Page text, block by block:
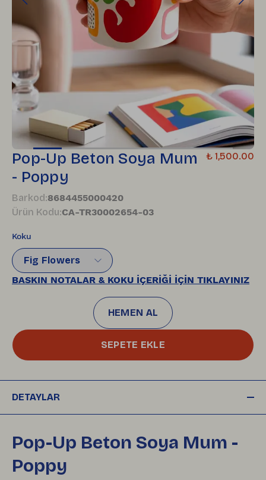
Pop-Up Beton Soya Mum
- Poppy
₺ 1,500.00
Barkod:8684455000420
Ürün Kodu:CA-TR30002654-03
Koku
Fig Flowers
BASKIN NOTALAR & KOKU İÇERİĞİ İÇİN TIKLAYINIZ
HEMEN AL
SEPETE EKLE
DETAYLAR
Pop-Up Beton Soya Mum -
Poppy